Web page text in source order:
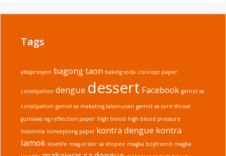
Cream)
Tags
altapresyon bagong taon baking soda concept paper
constipation dengue dessert Facebook gamot sa
constipation gamot sa makating lalamunan gamot sa sore throat
gumawa ng reflection paper high blood high blood pressure
insomnia konseptong papel kontra dengue kontra
lamok lovelife mag-order sa shopee magka boyfriend magka